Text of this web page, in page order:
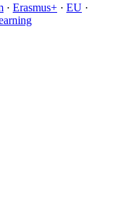
· Erasmus+ · EU ·